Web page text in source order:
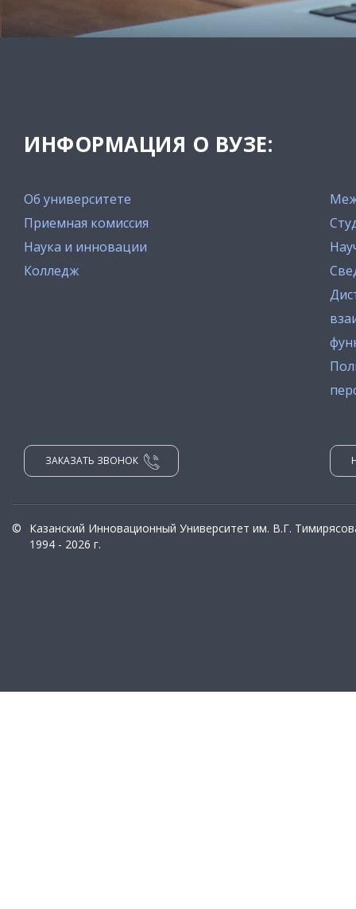
ИНФОРМАЦИЯ О ВУЗЕ:
Об университете
Приемная комиссия
Наука и инновации
Колледж
ЗАКАЗАТЬ ЗВОНОК
©
Казанский Инновационный Университет им. В.Г.
1994 - 2026 г.